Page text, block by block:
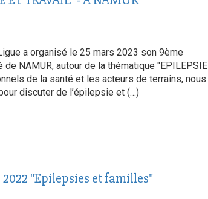
a organisé le 25 mars 2023 son 9ème
NAMUR, autour de la thématique "EPILEPSIE
de la santé et les acteurs de terrains, nous
discuter de l’épilepsie et (…)
2022 "Epilepsies et familles"